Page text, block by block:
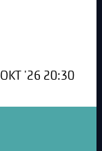
'26 20:30